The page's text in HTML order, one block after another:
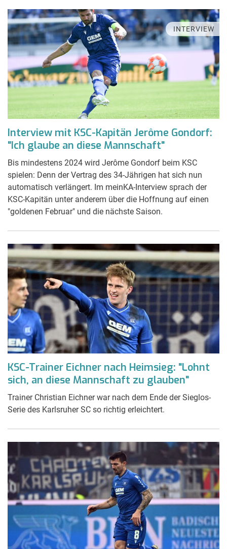
INTERVIEW
Interview mit KSC-Kapitän Jerôme Gondorf:
"Ich glaube an diese Mannschaft"
Bis mindestens 2024 wird Jerôme Gondorf beim KSC
spielen: Denn der Vertrag des 34-Jährigen hat sich nun
automatisch verlängert. Im meinKA-Interview sprach der
KSC-Kapitän unter anderem über die Hoffnung auf einen
"goldenen Februar" und die nächste Saison.
KSC-Trainer Eichner nach Heimsieg: "Lohnt
sich, an diese Mannschaft zu glauben"
Trainer Christian Eichner war nach dem Ende der Sieglos-
Serie des Karlsruher SC so richtig erleichtert.